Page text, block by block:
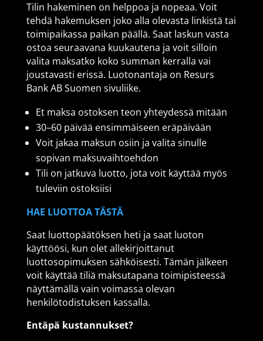
Tilin hakeminen on helppoa ja nopeaa. Voit
tehdä hakemuksen joko alla olevasta linkistä tai
toimipaikassa paikan päällä. Saat laskun vasta
ostoa seuraavana kuukautena ja voit silloin
valita maksatko koko summan kerralla vai
joustavasti erissä. Luotonantaja on Resurs
Bank AB Suomen sivuliike.
Et maksa ostoksen teon yhteydessä mitään
30–60 päivää ensimmäiseen eräpäivään
Voit jakaa maksun osiin ja valita sinulle
sopivan maksuvaihtoehdon
Tili on jatkuva luotto, jota voit käyttää myös
tuleviin ostoksiisi
HAE LUOTTOA TÄSTÄ
Saat luottopäätöksen heti ja saat luoton
käyttöösi, kun olet allekirjoittanut
luottosopimuksen sähköisesti. Tämän jälkeen
voit käyttää tiliä maksutapana toimipisteessä
näyttämällä vain voimassa olevan
henkilötodistuksen kassalla.
Entäpä kustannukset?